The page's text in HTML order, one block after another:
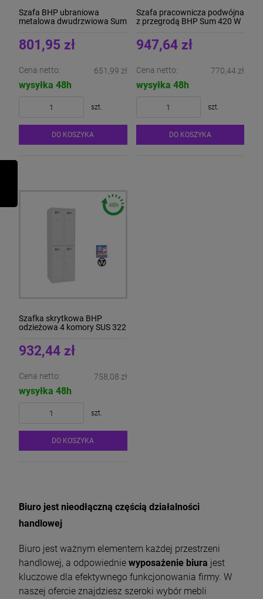
Szafa BHP ubraniowa
metalowa dwudrzwiowa Sum
801,95 zł
Cena netto: 651,99 zł
wysyłka 48h
szt.
DO KOSZYKA
Szafa pracownicza podwójna
z przegrodą BHP Sum 420 W
947,64 zł
Cena netto: 770,44 zł
wysyłka 48h
szt.
DO KOSZYKA
Szafka skrytkowa BHP
odzieżowa 4 komory SUS 322
932,44 zł
Cena netto: 758,08 zł
wysyłka 48h
szt.
DO KOSZYKA
Biuro jest nieodłączną częścią działalności
handlowej
Biuro jest ważnym elementem każdej przestrzeni
handlowej, a odpowiednie wyposażenie biura jest
kluczowe dla efektywnego funkcjonowania firmy. W
naszej ofercie znajdziesz szeroki wybór mebli